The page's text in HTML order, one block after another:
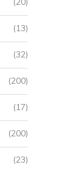
(13)
(32)
(200)
(17)
(200)
(23)